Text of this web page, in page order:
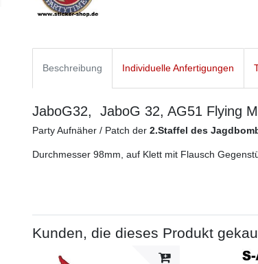
Beschreibung Individuelle Anfertigungen
JaboG32, JaboG 32, AG51 Flying
Party Aufnäher / Patch der 2.Staffel des
Durchmesser 98mm, auf Klett mit Flausch
Kunden, die dieses Produkt